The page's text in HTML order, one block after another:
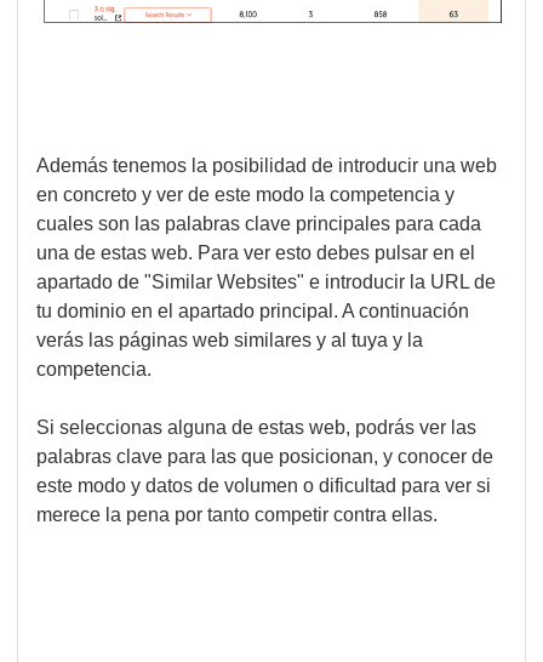
Además tenemos la posibilidad de introducir una web
en concreto y ver de este modo la competencia y
cuales son las palabras clave principales para cada
una de estas web. Para ver esto debes pulsar en el
apartado de "Similar Websites" e introducir la URL de
tu dominio en el apartado principal. A continuación
verás las páginas web similares y al tuya y la
competencia.
Si seleccionas alguna de estas web, podrás ver las
palabras clave para las que posicionan, y conocer de
este modo y datos de volumen o dificultad para ver si
merece la pena por tanto competir contra ellas.